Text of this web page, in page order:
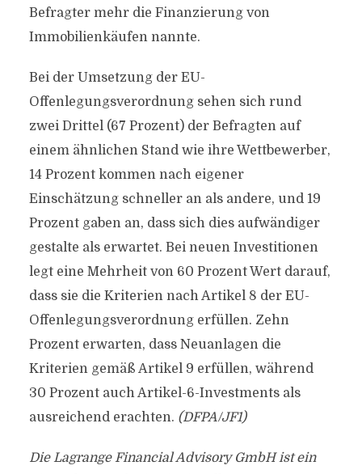
Befragter mehr die Finanzierung von
Immobilienkäufen nannte.
Bei der Umsetzung der EU-
Offenlegungsverordnung sehen sich rund
zwei Drittel (67 Prozent) der Befragten auf
einem ähnlichen Stand wie ihre Wettbewerber,
14 Prozent kommen nach eigener
Einschätzung schneller an als andere, und 19
Prozent gaben an, dass sich dies aufwändiger
gestalte als erwartet. Bei neuen Investitionen
legt eine Mehrheit von 60 Prozent Wert darauf,
dass sie die Kriterien nach Artikel 8 der EU-
Offenlegungsverordnung erfüllen. Zehn
Prozent erwarten, dass Neuanlagen die
Kriterien gemäß Artikel 9 erfüllen, während
30 Prozent auch Artikel-6-Investments als
ausreichend erachten. (DFPA/JF1)
Die Lagrange Financial Advisory GmbH ist ein